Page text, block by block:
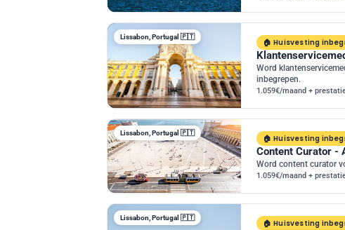
Lissabon, Portugal 🇵🇹
Huisvesting
Word
inbegrepen.
1.059€/maand +
Lissabon, Portugal 🇵🇹
Huisvesting
Content Curator -
Word content curator
1.059€/maand +
Lissabon, Portugal 🇵🇹
Huisvesting